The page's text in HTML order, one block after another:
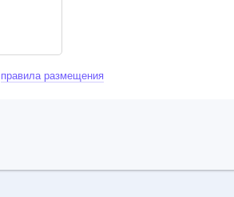
правила размещения